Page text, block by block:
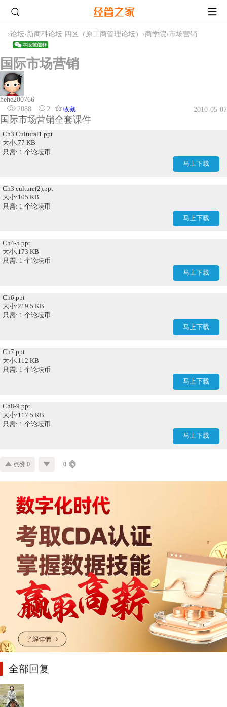
›论坛›新商科论坛 四区（原工商管理论坛） ›商学院›市场营销
国际市场营销
hehe200766
2088
2 收藏 2010-05-07
国际市场营销全套课件
Ch3 Cultural1.ppt
大小:77 KB
只需: 1 个论坛币
马上下载
Ch3 culture(2).ppt
大小:105 KB
只需: 1 个论坛币
马上下载
Ch4-5.ppt
大小:173 KB
只需: 1 个论坛币
马上下载
Ch6.ppt
大小:219.5 KB
只需: 1 个论坛币
马上下载
Ch7.ppt
大小:112 KB
只需: 1 个论坛币
马上下载
Ch8-9.ppt
大小:117.5 KB
只需: 1 个论坛币
马上下载
点赞 0 0
全部回复